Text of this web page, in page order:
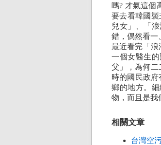
嗎? 才氣這個
要去看韓國
兒女」、「
錯，偶然看一
最近看完「浪
一個女醫生
父」，為何二
時的國民政
鄉的地方。
物，而且是我
相關文章
台灣空